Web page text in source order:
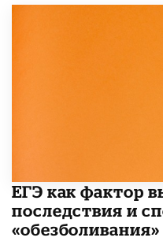
​ЕГЭ как фактор
последствия и
«обезболивания»